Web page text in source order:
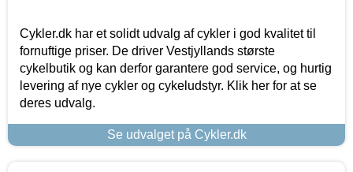
Cykler.dk har et solidt udvalg af cykler i god kvalitet til
fornuftige priser. De driver Vestjyllands største
cykelbutik og kan derfor garantere god service, og hurtig
levering af nye cykler og cykeludstyr. Klik her for at se
deres udvalg.
Se udvalget på Cykler.dk